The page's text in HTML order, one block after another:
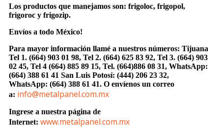
Los productos que manejamos son: frigoloc, frigopol,
frigoroc y frigozip.
Envíos a todo México!
Para mayor información llamé a nuestros números: Tijuana
Tel 1. (664) 903 01 98, Tel 2. (664) 625 83 92, Tel 3. (664) 903
02 45, Tel 4 (664) 885 89 15, Tel. (664)886 08 31, WhatsApp:
(664) 388 61 41 San Luis Potosí: (444) 206 23 32,
WhatsApp: (664) 388 61 41. O envíenos un correo
a: info@metalpanel.com.mx
Ingrese a nuestra página de
Internet: www.metalpanel.com.mx